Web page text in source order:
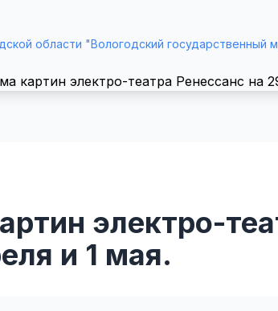
области "Вологодский государственный
электро-
и 1 мая.